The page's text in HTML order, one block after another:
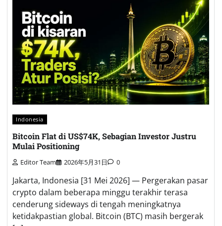
Indonesia
Bitcoin Flat di US$74K, Sebagian Investor Justru
Mulai Positioning
Editor Team 2026年5月31日 0
Jakarta, Indonesia [31 Mei 2026] — Pergerakan pasar
crypto dalam beberapa minggu terakhir terasa
cenderung sideways di tengah meningkatnya
ketidakpastian global. Bitcoin (BTC) masih bergerak